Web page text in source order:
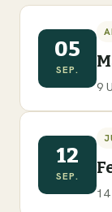
05
SEP.
9
12
SEP.